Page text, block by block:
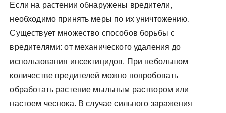
Если на растении обнаружены вредители,
необходимо принять меры по их уничтожению.
Существует множество способов борьбы с
вредителями: от механического удаления до
использования инсектицидов. При небольшом
количестве вредителей можно попробовать
обработать растение мыльным раствором или
настоем чеснока. В случае сильного заражения